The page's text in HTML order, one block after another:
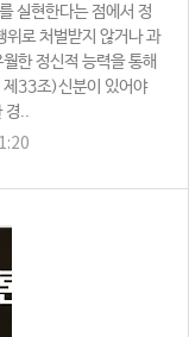
실현한다는 점에서 정
위로 처벌받지 않거나 과
한 정신적 능력을 통해
제33조)신분이 있어야
경..